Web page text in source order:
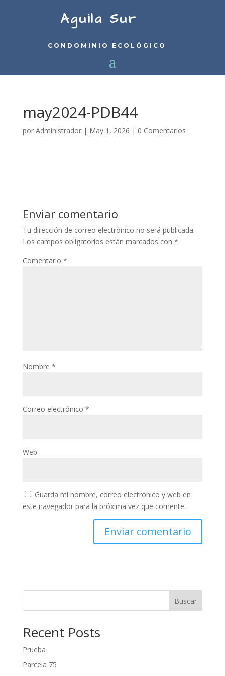
Aguila Sur
CONDOMINIO ECOLÓGICO
may2024-PDB44
por Administrador| May 1, 2026 | 0 Comentarios
Enviar comentario
Tu dirección de correo electrónico no será publicada.
Los campos obligatorios están marcados con *
Comentario *
Nombre *
Correo electrónico *
Web
Guarda mi nombre, correo electrónico y web en
este navegador para la próxima vez que comente.
Buscar
Recent Posts
Prueba
Parcela 75